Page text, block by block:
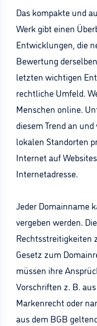
Das kompakte und
Werk gibt einen
Entwicklungen, die
Bewertung
letzten wichtigen
rechtliche Umfeld.
Menschen online.
diesem Trend an
lokalen Standorten
Internet auf
Internetadresse.
Jeder Domainname
vergeben werden.
Rechtsstreitigkeiten
Gesetz zum
müssen ihre
Vorschriften z. B.
Markenrecht oder
aus dem BGB